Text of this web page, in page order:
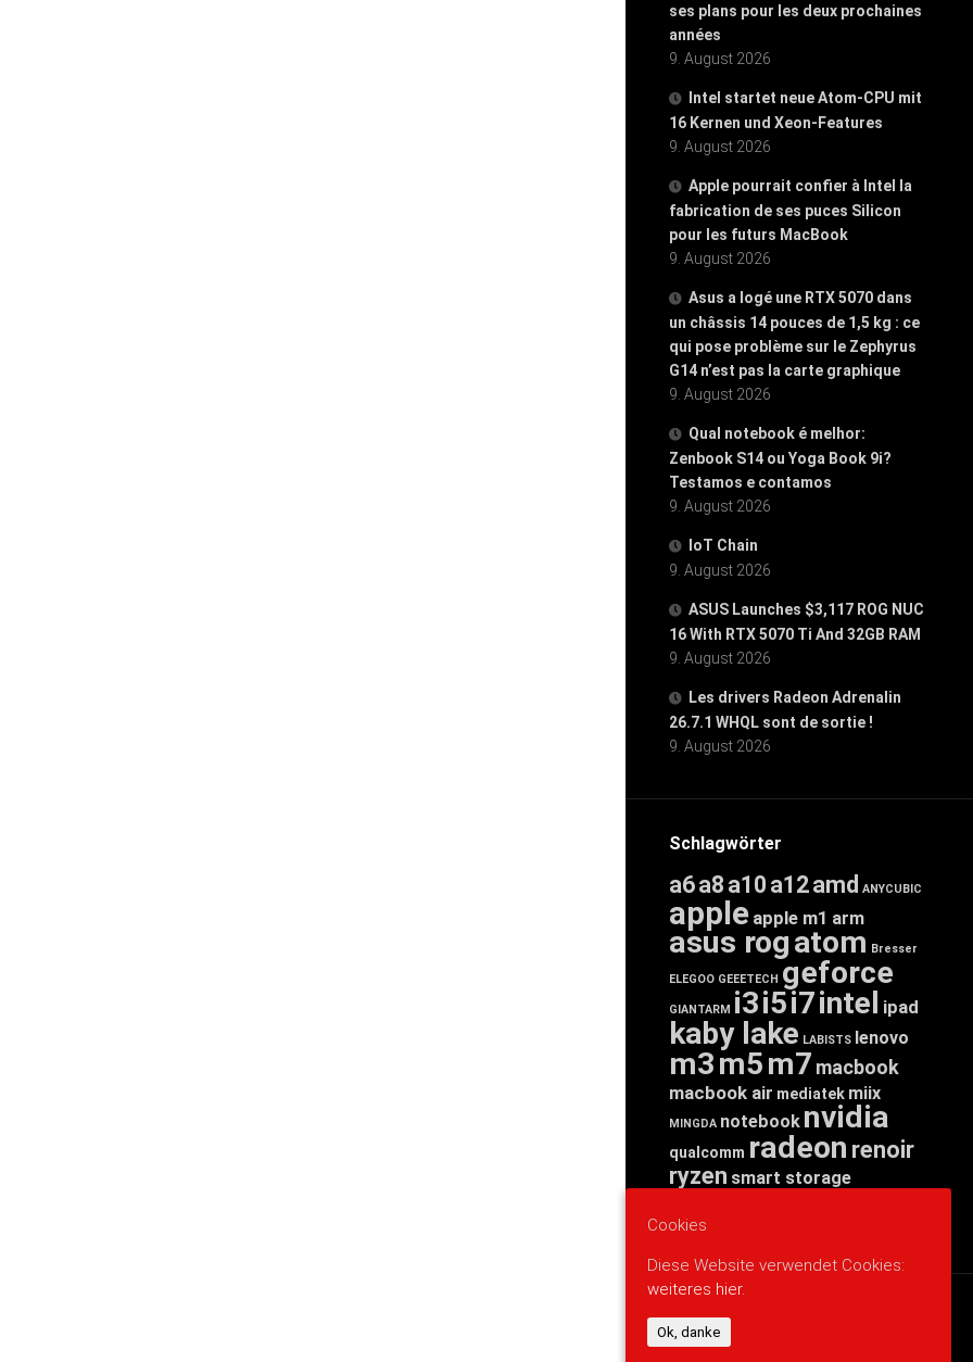
ses plans pour les deux prochaines
années
9. August 2026
Intel startet neue Atom-CPU mit
16 Kernen und Xeon-Features
9. August 2026
Apple pourrait confier à Intel la
fabrication de ses puces Silicon
pour les futurs MacBook
9. August 2026
Asus a logé une RTX 5070 dans
un châssis 14 pouces de 1,5 kg : ce
qui pose problème sur le Zephyrus
G14 n’est pas la carte graphique
9. August 2026
Qual notebook é melhor:
Zenbook S14 ou Yoga Book 9i?
Testamos e contamos
9. August 2026
IoT Chain
9. August 2026
ASUS Launches $3,117 ROG NUC
16 With RTX 5070 Ti And 32GB RAM
9. August 2026
Les drivers Radeon Adrenalin
26.7.1 WHQL sont de sortie !
9. August 2026
Schlagwörter
a6a8 a10 a12amd ANYCUBIC
apple apple m1 arm
asus rogatom Bresser
ELEGOO GEEETECH geforce
GIANTARM i3i5i7intel ipad
kaby lake LABISTS lenovo
m3m5m7 macbook
macbook air mediatek miix
MINGDA notebook nvidia
qualcomm radeon renoir
ryzen smart storage
threadripper
WERBUNG
Cookies
Diese Website verwendet Cookies:
weiteres hier.
Ok, danke